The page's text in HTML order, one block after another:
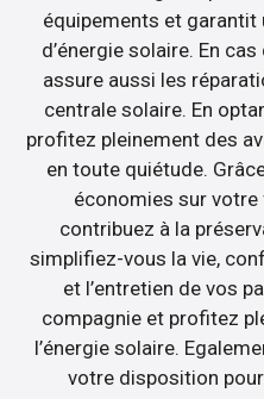
équipements et
d’énergie solaire. En
assure aussi les
centrale solaire. En
profitez pleinement des
en toute quiétude.
économies sur
contribuez à la
simplifiez-vous la vie,
et l’entretien de vos
compagnie et profitez
l’énergie solaire.
votre disposition